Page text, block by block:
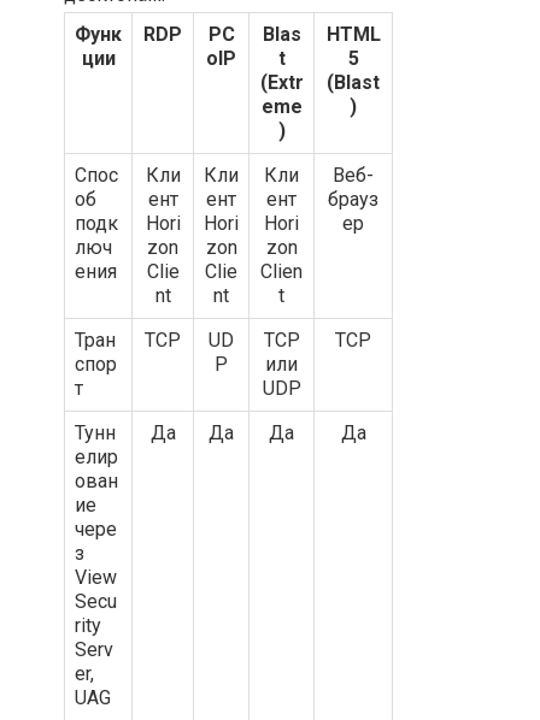
Функ
ции
RDP
PC
oIP
Blas
t
(Extr
eme
)
HTML
5
(Blast
)
Спос
об
подк
люч
ения
Кли
ент
Hori
zon
Clie
nt
Кли
ент
Hori
zon
Clie
nt
Кли
ент
Hori
zon
Clien
t
Веб-
брауз
ер
Тран
спор
т
TCP
UD
P
TCP
или
UDP
TCP
Тунн
елир
ован
ие
чере
з
View
Secu
rity
Serv
er,
UAG
Да Да Да Да